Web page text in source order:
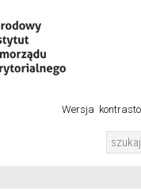
Wersja